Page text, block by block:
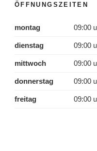
ÖFFNUNGSZEITEN
montag 09:00
dienstag 09:00
mittwoch 09:00
donnerstag 09:00
freitag 09:00